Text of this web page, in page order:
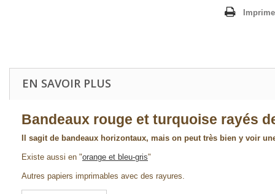
EN SAVOIR PLUS
Bandeaux rouge et turquoise rayés
Il sagit de bandeaux horizontaux, mais on peut très bien y voir
Existe aussi en "orange et bleu-gris"
Autres papiers imprimables avec des rayures.